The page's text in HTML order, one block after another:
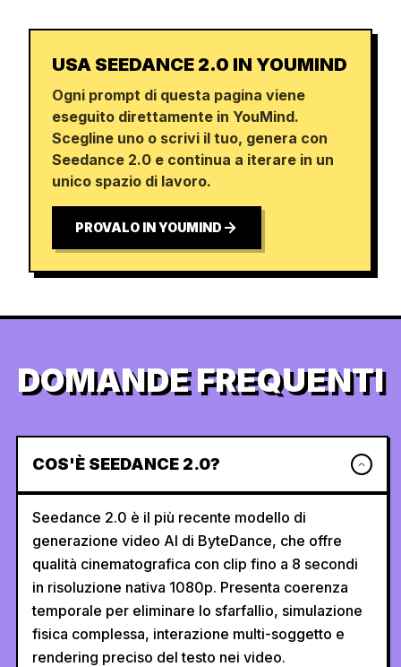
USA SEEDANCE 2.0 IN YOUMIND
Ogni prompt di questa pagina viene
eseguito direttamente in YouMind.
Scegline uno o scrivi il tuo, genera con
Seedance 2.0 e continua a iterare in un
unico spazio di lavoro.
PROVALO IN YOUMIND
DOMANDE FREQUENTI
COS'È SEEDANCE 2.0?
Seedance 2.0 è il più recente modello di
generazione video AI di ByteDance, che offre
qualità cinematografica con clip fino a 8 secondi
in risoluzione nativa 1080p. Presenta coerenza
temporale per eliminare lo sfarfallio, simulazione
fisica complessa, interazione multi-soggetto e
rendering preciso del testo nei video.